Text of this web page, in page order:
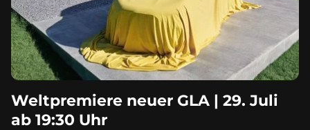
Weltpremiere neuer GLA | 29. Juli
ab 19:30 Uhr